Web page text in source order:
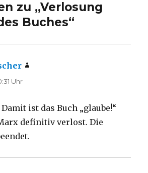
zu „Verlosung
Buches“
Uhr
ist das Buch „glaube!“
definitiv verlost. Die